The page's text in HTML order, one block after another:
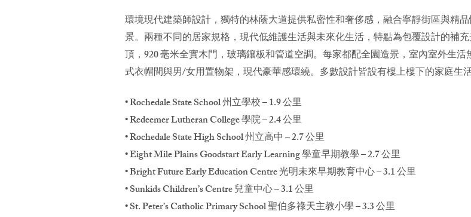
環境現代建築師設計，獨特的林蔭大道提供私密性和奢侈感，融合寧靜街區與精
景。兩種不同的居家規格，現代低維護生活與未來化生活，特點為包覆設計的補
頂，920 毫米全實木門，玻璃鑲板和管道空調。每家都配全園造景，室內室外生
式衣帽間與男/女用置物架，現代豪華感環繞。多數設計皆設有樓上樓下的家庭生
• Rochedale State School 州立學校 – 1.9 公里
• Redeemer Lutheran College 學院 – 2.4 公里
• Rochedale State High School 州立高中 – 2.7 公里
• Eight Mile Plains Goodstart Early Learning 學童早期教學 – 2.7 公里
• Bright Future Early Education Centre 光明未來早期教育中心 – 3.1 公里
• Sunkids Children’s Centre 兒童中心 – 3.1 公里
• St. Peter’s Catholic Primary School 聖伯多祿天主教小學 – 3.3 公里